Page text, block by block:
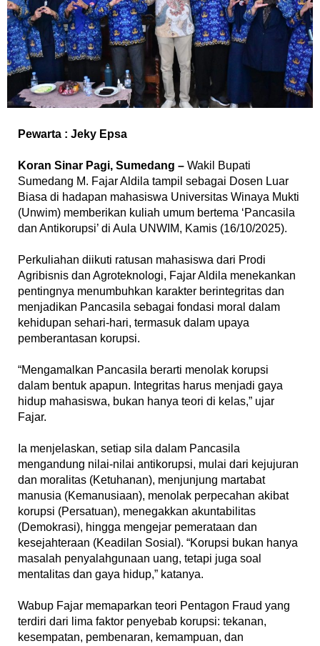
Pewarta : Jeky Epsa
‎Koran Sinar Pagi, Sumedang – Wakil Bupati
Sumedang M. Fajar Aldila tampil sebagai Dosen Luar
Biasa di hadapan mahasiswa Universitas Winaya Mukti
(Unwim) memberikan kuliah umum bertema ‘Pancasila
dan Antikorupsi’ di Aula UNWIM, Kamis (16/10/2025).
‎Perkuliahan diikuti ratusan mahasiswa dari Prodi
Agribisnis dan Agroteknologi, Fajar Aldila menekankan
pentingnya menumbuhkan karakter berintegritas dan
menjadikan Pancasila sebagai fondasi moral dalam
kehidupan sehari-hari, termasuk dalam upaya
pemberantasan korupsi.
‎“Mengamalkan Pancasila berarti menolak korupsi
dalam bentuk apapun. Integritas harus menjadi gaya
hidup mahasiswa, bukan hanya teori di kelas,” ujar
Fajar.
‎Ia menjelaskan, setiap sila dalam Pancasila
mengandung nilai-nilai antikorupsi, mulai dari kejujuran
dan moralitas (Ketuhanan), menjunjung martabat
manusia (Kemanusiaan), menolak perpecahan akibat
korupsi (Persatuan), menegakkan akuntabilitas
(Demokrasi), hingga mengejar pemerataan dan
kesejahteraan (Keadilan Sosial). “Korupsi bukan hanya
masalah penyalahgunaan uang, tetapi juga soal
mentalitas dan gaya hidup,” katanya.
‎Wabup Fajar memaparkan teori Pentagon Fraud yang
terdiri dari lima faktor penyebab korupsi: tekanan,
kesempatan, pembenaran, kemampuan, dan